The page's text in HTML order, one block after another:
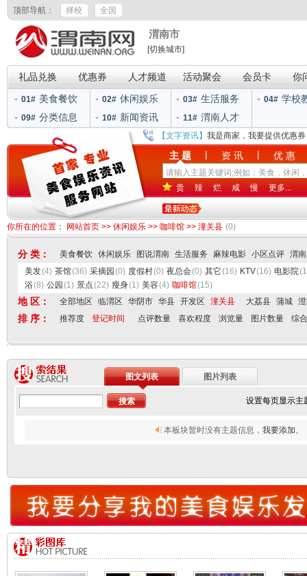
顶部导航： 择校 全国
渭南市
[切换城市]
礼品兑换 优惠券 人才频道 活动聚会 会员卡 你
01# 美食餐饮 02# 休闲娱乐 03# 生活服务 04# 学校
09# 分类信息 10# 新闻资讯 11# 渭南人才
【文字资讯】 我是商家，我要提供优惠
主 题 | 资 讯 | 优 惠
贵 辣 烂 咸 慢 更多...
你所在的位置： 网站首页 >> 休闲娱乐 >> 咖啡馆 >> 潼关县 (0)
分 类： 美食餐饮 休闲娱乐 图说渭南 生活服务 麻辣电影 小区点评 渭
美发(4) 茶馆(36) 采摘园 (0) 度假村(0) 夜总会(0) 其它(16) KTV(16) 电影院
浴(8) 公园 (1) 景点(22) 瘦身(1) 美容(4) 咖啡馆(15)
地 区： 全部地区 临渭区 华阴市 华县 开发区 潼关县 大荔县 蒲城
排 序： 推荐度 登记时间 点评数量 喜欢程度 浏览量 图片数量 综
图文列表 图片列表
设置每页显示
本板块暂时没有主题信息， 我要添加。